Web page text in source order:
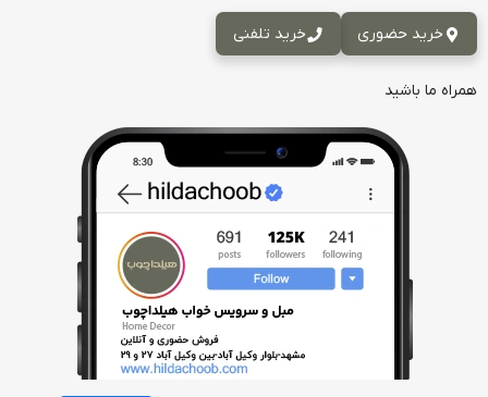
خرید حضوری خرید تلفنی
همراه ما باشید